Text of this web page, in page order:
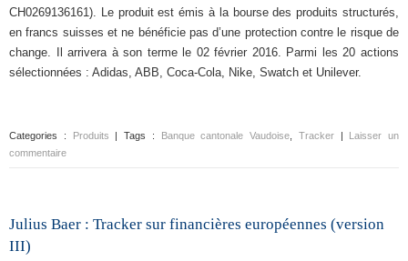
CH0269136161). Le produit est émis à la bourse des produits structurés,
en francs suisses et ne bénéficie pas d’une protection contre le risque de
change. Il arrivera à son terme le 02 février 2016. Parmi les 20 actions
sélectionnées : Adidas, ABB, Coca-Cola, Nike, Swatch et Unilever.
Categories : Produits | Tags : Banque cantonale Vaudoise Tracker| Laisser un
commentaire
Julius Baer : Tracker sur financières européennes (version
III)